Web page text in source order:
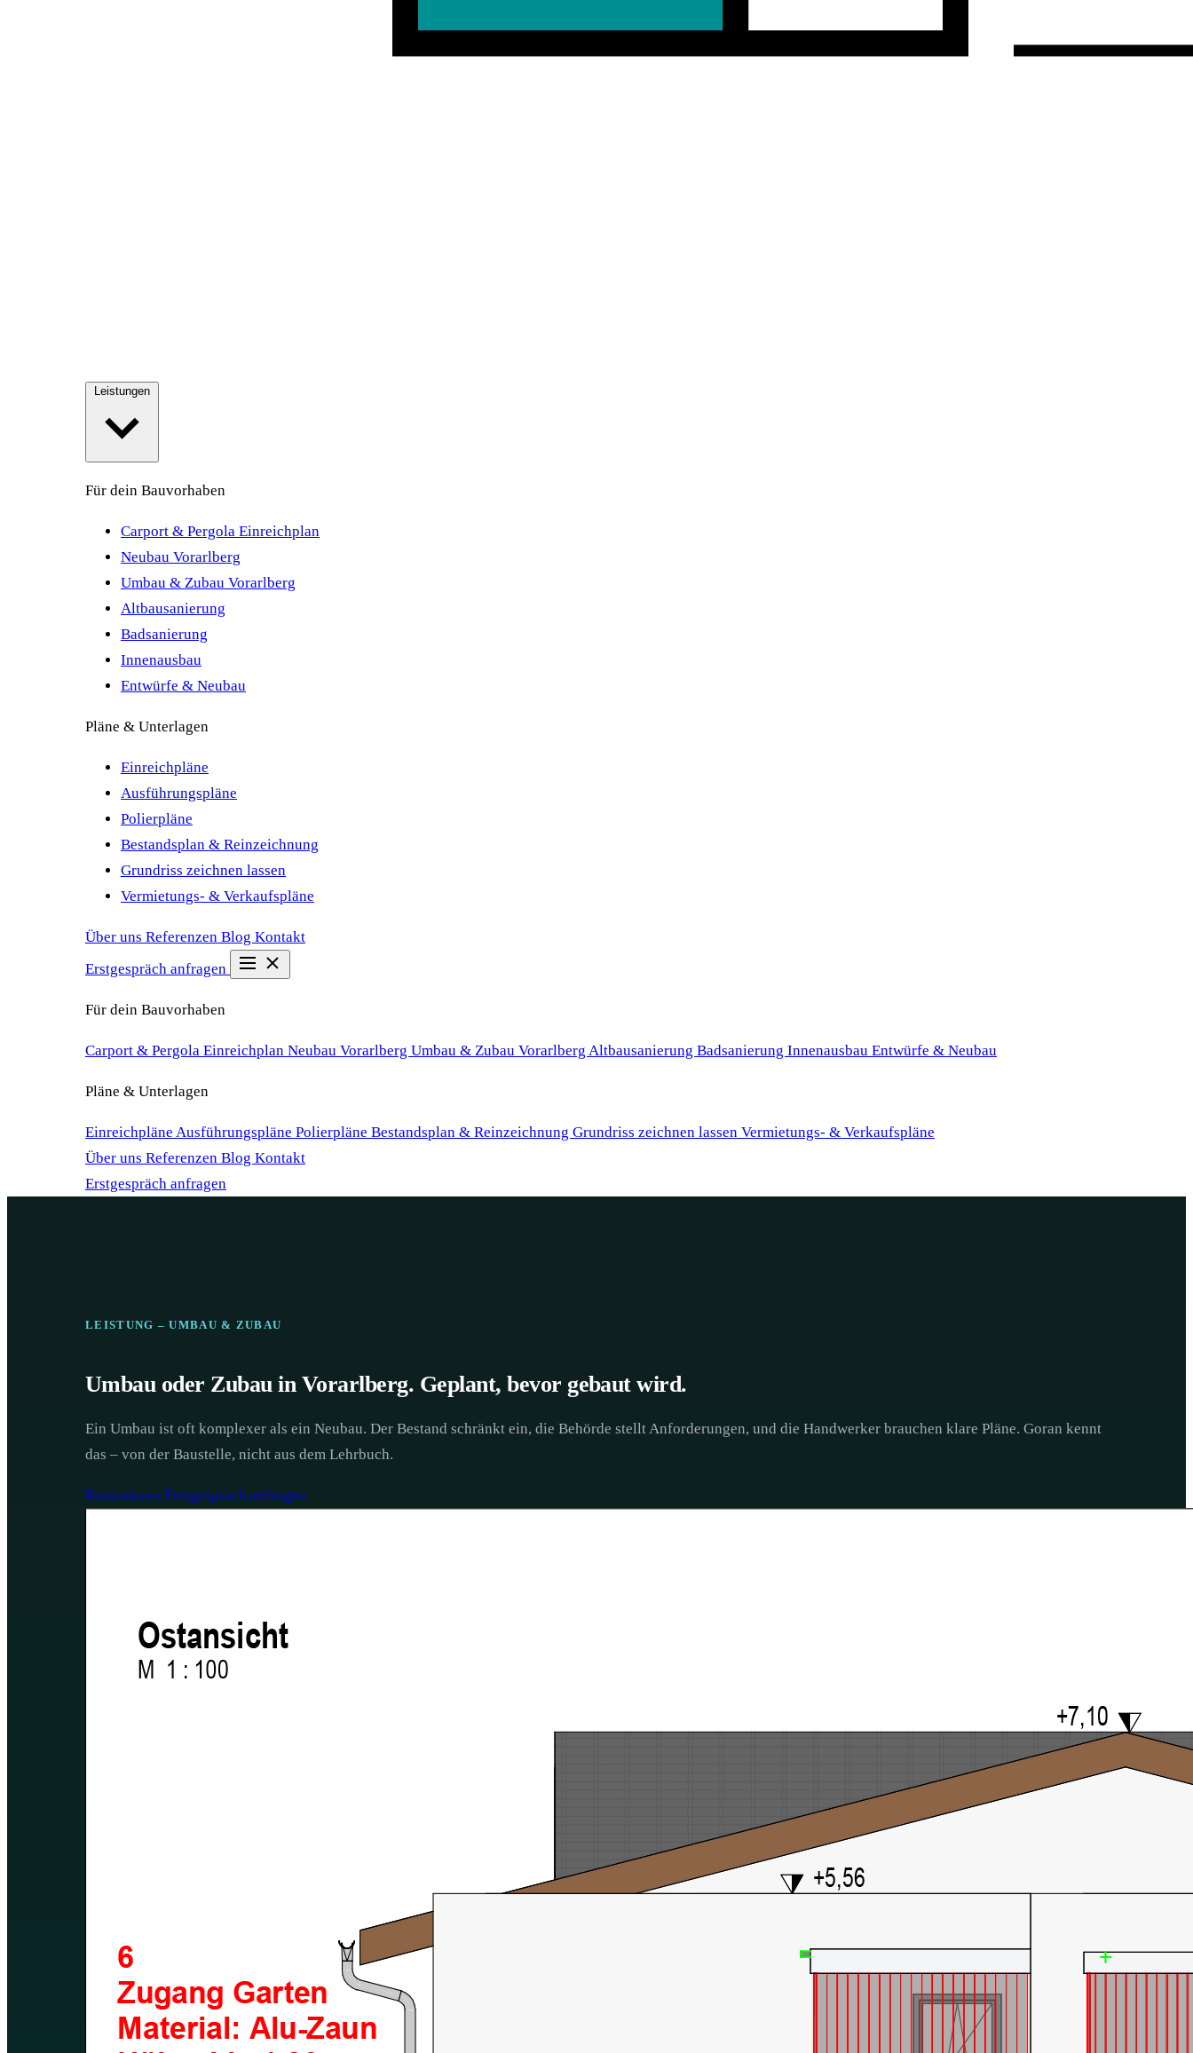
Für dein Bauvorhaben
Carport & Pergola Einreichplan
Neubau Vorarlberg
Umbau & Zubau Vorarlberg
Altbausanierung
Badsanierung
Innenausbau
Entwürfe & Neubau
Pläne & Unterlagen
Einreichpläne
Ausführungspläne
Polierpläne
Bestandsplan & Reinzeichnung
Grundriss zeichnen lassen
Vermietungs- & Verkaufspläne
Über uns Referenzen Blog Kontakt
Erstgespräch anfragen
Für dein Bauvorhaben
Carport & Pergola Einreichplan Neubau Vorarlberg Umbau & Zubau Vorarlberg Altbausanierung Badsanierung Innenausbau Entwürfe & Neubau
Pläne & Unterlagen
Einreichpläne Ausführungspläne Polierpläne Bestandsplan & Reinzeichnung Grundriss zeichnen lassen Vermietungs- & Verkaufspläne
Über uns Referenzen Blog Kontakt
Erstgespräch anfragen
LEISTUNG – UMBAU & ZUBAU
Umbau oder Zubau in Vorarlberg. Geplant, bevor gebaut wird.
Ein Umbau ist oft komplexer als ein Neubau. Der Bestand schränkt ein, die Behörde stellt Anforderungen, und die Handwerker brauchen klare Pläne. Goran kennt
das – von der Baustelle, nicht aus dem Lehrbuch.
Kostenloses Erstgespräch anfragen